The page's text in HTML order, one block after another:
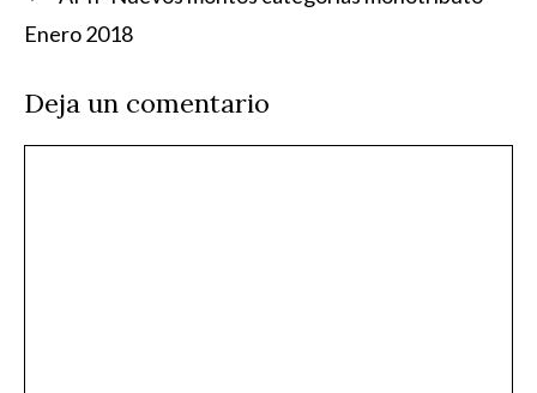
Enero 2018
Deja un comentario